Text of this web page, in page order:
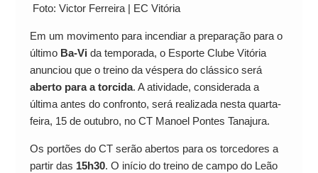
Foto: Victor Ferreira | EC Vitória
Em um movimento para incendiar a preparação para o
último Ba-Vi da temporada, o Esporte Clube Vitória
anunciou que o treino da véspera do clássico será
aberto para a torcida. A atividade, considerada a
última antes do confronto, será realizada nesta quarta-
feira, 15 de outubro, no CT Manoel Pontes Tanajura.
Os portões do CT serão abertos para os torcedores a
partir das 15h30. O início do treino de campo do Leão